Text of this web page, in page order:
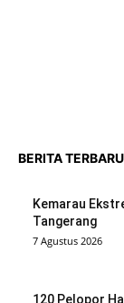
BERITA TERBARU
Kemarau
Tangerang
7 Agustus 2026
120 Pelopor